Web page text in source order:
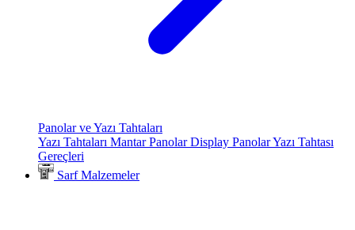
Panolar ve Yazı Tahtaları
Yazı Tahtaları Mantar PanolarDisplay PanolarYazı Tahtası
Gereçleri
Sarf Malzemeler